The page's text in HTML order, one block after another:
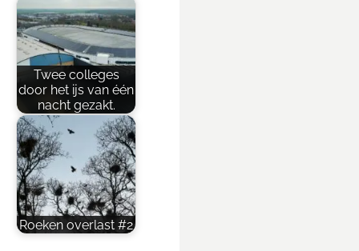
Twee colleges
door het ijs van één
nacht gezakt.
Roeken overlast #2